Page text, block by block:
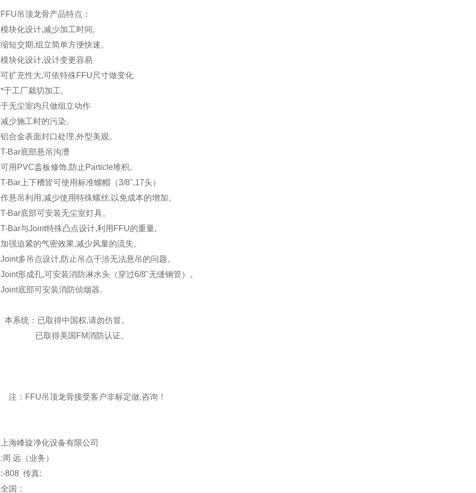
FFU吊顶龙骨产品特点：
模块化设计,减少加工时间,
缩短交期,组立简单方便快速。
模块化设计,设计变更容易
可扩充性大,可依特殊FFU尺寸做变化
*于工厂裁切加工,
于无尘室内只做组立动作
减少施工时的污染。
铝合金表面封口处理,外型美观。
T-Bar底部悬吊沟漕
可用PVC盖板修饰,防止Particle堆积。
T-Bar上下槽皆可使用标准螺帽（3/8",17头）
作悬吊利用,减少使用特殊螺丝,以免成本的增加。
T-Bar底部可安装无尘室灯具。
T-Bar与Joint特殊凸点设计,利用FFU的重量,
加强迫紧的气密效果,减少风量的流失。
Joint多吊点设计,防止吊点干涉无法悬吊的问题。
Joint形成孔,可安装消防淋水头（穿过6/8"无缝钢管）。
Joint底部可安装消防侦烟器.
本系统：已取得中国权,请勿仿冒。
已取得美国FM消防认证。
注：FFU吊顶龙骨接受客户非标定做,咨询！
上海峰旋净化设备有限公司
:周 远（业务）
:-808 传真:
全国：